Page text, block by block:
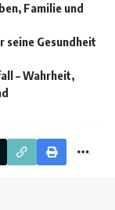
Familie und
seine Gesundheit
– Wahrheit,